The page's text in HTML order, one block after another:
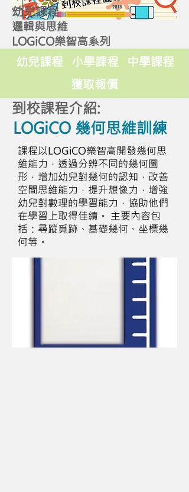
幼兒課程
邏輯與思維
LOGiCO樂智高系列
幼兒課程 小學課程
中學課程
獲取報價
到校課程介紹:
LOGiCO 幾何思維訓練
課程以LOGiCO樂智高開發幾何思
維能力，透過分辨不同的幾何圖
形，增加幼兒對幾何的認知，改善
空間思維能力，提升想像力，增強
幼兒對數理的學習能力，協助他們
在學習上取得佳績。 主要內容包
括：尋蹤覓跡、基礎幾何、坐標幾
何等。